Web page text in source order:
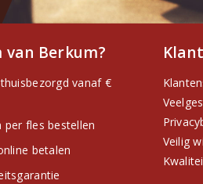
van Berkum?
vanaf €
per fles bestellen
betalen
Veilig